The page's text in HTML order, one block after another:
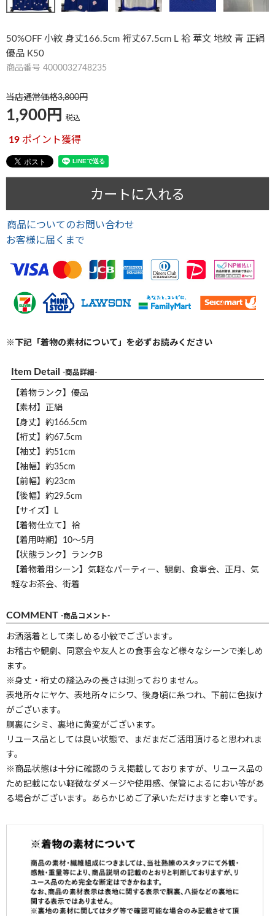
50%OFF 小紋 身丈166.5cm 裄丈67.5cm L 袷 華文 地紋 青 正絹
優品 K50
商品番号 4000032748235
当店通常価格3,800
1,900 税込
19 ポイント獲得
カートに入れる
商品についてのお問い合わせ
お客様に届くまで
※下記「着物の素材について」を必ずお読みください
Item Detail -商品詳細-
【着物ランク】優品
【素材】正絹
【身丈】約166.5cm
【裄丈】約67.5cm
【袖丈】約51cm
【袖幅】約35cm
【前幅】約23cm
【後幅】約29.5cm
【サイズ】L
【着物仕立て】袷
【着用時期】10～5月
【状態ランク】ランクB
【着物着用シーン】気軽なパーティー、観劇、食事会、正月、気
軽なお茶会、街着
COMMENT -商品コメント-
お洒落着として楽しめる小紋でございます。
お稽古や観劇、同窓会や友人との食事会など様々なシーンで楽しめ
ます。
※身丈・裄丈の縫込みの長さは測っておりません。
表地所々にヤケ、表地所々にシワ、後身頃に糸つれ、下前に色抜け
がございます。
胴裏にシミ、裏地に黄変がございます。
リユース品としては良い状態で、まだまだご活用頂けると思われま
す。
※商品状態は十分に確認のうえ掲載しておりますが、リユース品の
ため記載にない軽微なダメージや使用感、保管によるにおい等があ
る場合がございます。あらかじめご了承いただけますと幸いです。